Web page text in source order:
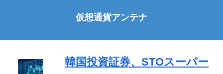
仮想通貨アンテナ
韓国投資証券、STOスーパー